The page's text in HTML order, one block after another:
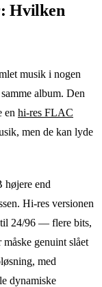
Hvilken
musik i nogen
album. Den
en hi-res FLAC
men de kan lyde
højere end
Hi-res versionen
til 24/96 — flere bits,
genuint slået
med
dynamiske